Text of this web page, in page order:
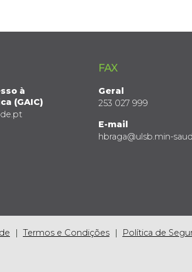
à
(GAIC)
FAX
Geral
253 027 999
E-mail
hbraga@ulsb.min-
Termos e Condições
Política de